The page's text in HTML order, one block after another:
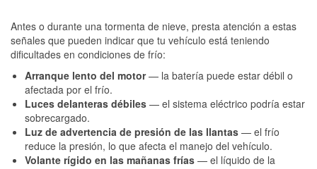
Antes o durante una tormenta de nieve, presta atención a estas
señales que pueden indicar que tu vehículo está teniendo
dificultades en condiciones de frío:
Arranque lento del motor— la batería puede estar débil o
afectada por el frío.
Luces delanteras débiles — el sistema eléctrico podría estar
sobrecargado.
Luz de advertencia de presión de las llantas — el frío
reduce la presión, lo que afecta el manejo del vehículo.
Volante rígido en las mañanas frías — el líquido de la